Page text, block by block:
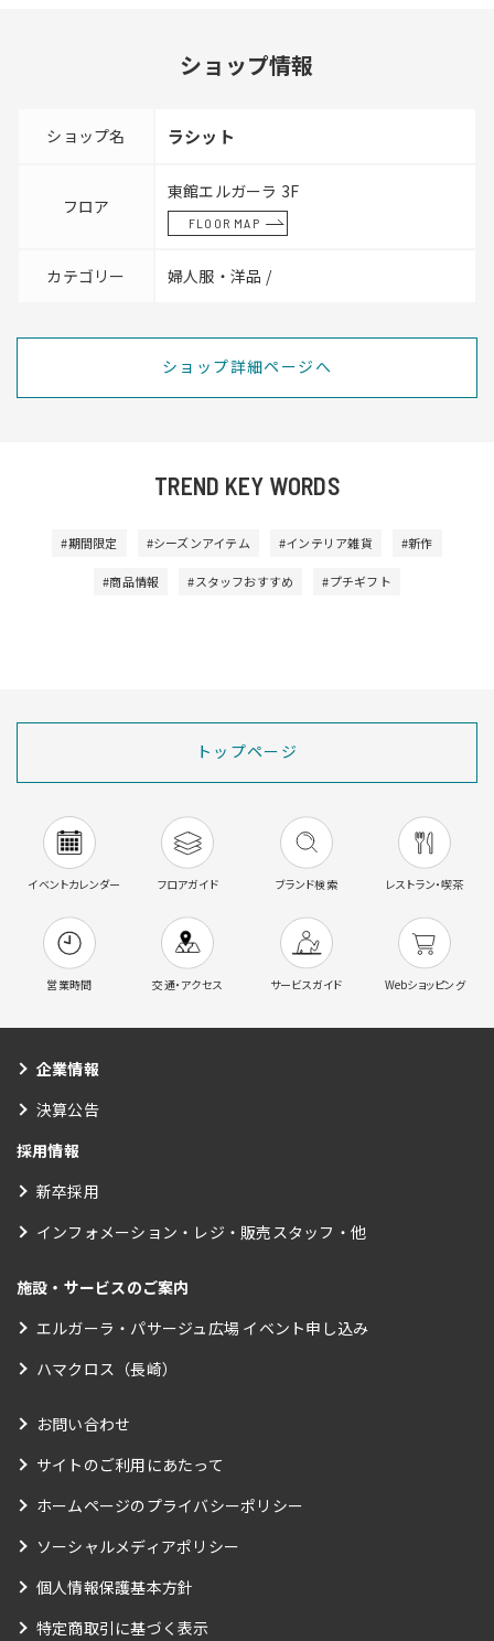
ショップ情報
ショップ名 ラシット
フロア
東館エルガーラ 3F
FLOOR MAP
カテゴリー 婦人服・洋品 /
ショップ詳細ページへ
TREND KEY WORDS
#期間限定 #シーズンアイテム #インテリア雑貨 #新作
#商品情報 #スタッフおすすめ #プチギフト
トップページ
イベントカレンダー フロアガイド ブランド検索 レストラン・喫茶
営業時間 交通・アクセス サービスガイド Webショッピング
企業情報
決算公告
採用情報
新卒採用
インフォメーション・レジ・販売スタッフ・他
施設・サービスのご案内
エルガーラ・パサージュ広場 イベント申し込み
ハマクロス（長崎）
お問い合わせ
サイトのご利用にあたって
ホームページのプライバシーポリシー
ソーシャルメディアポリシー
個人情報保護基本方針
特定商取引に基づく表示